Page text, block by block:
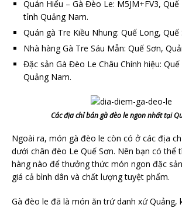
Quán Hiểu – Gà Đèo Le: M5JM+FV3,
tỉnh Quảng Nam.
Quán gà Tre Kiều Nhung: Quế Long,
Nhà hàng Gà Tre Sáu Mẫn: Quế Sơn,
Đặc sản Gà Đèo Le Châu Chính hiệu:
Quảng Nam.
Các địa chỉ bán gà đèo le ngon nhất tại
Ngoài ra, món gà đèo le còn có ở các địa
dưới chân đèo Le Quế Sơn. Nên bạn có thể
hàng nào để thưởng thức món ngon đặc
giá cả bình dân và chất lượng tuyệt phẩm.
Gà đèo le đã là món ăn trứ danh xứ Quảng,